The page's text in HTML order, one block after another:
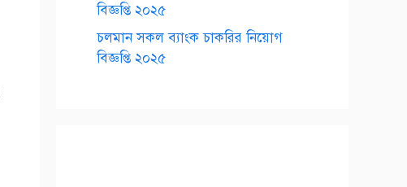
বিজ্ঞপ্তি ২০২৫
চলমান সকল ব্যাংক চাকরির নিয়োগ
বিজ্ঞপ্তি ২০২৫